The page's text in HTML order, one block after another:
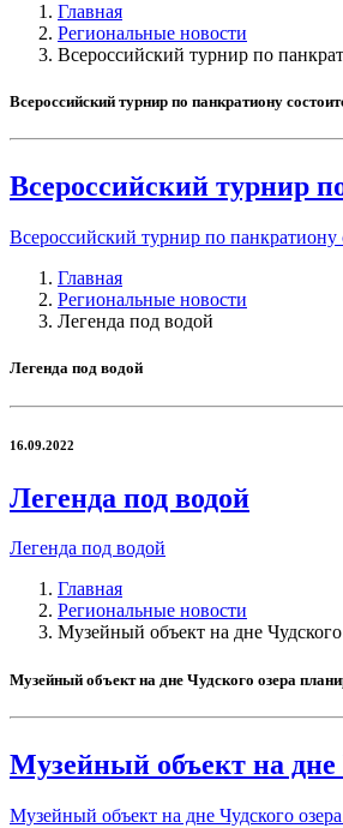
Главная
Региональные новости
Всероссийский турнир по
Всероссийский турнир по панкратиону
Всероссийский турнир
Всероссийский турнир по панкратиону
Главная
Региональные новости
Легенда под водой
Легенда под водой
16.09.2022
Легенда под водой
Легенда под водой
Главная
Региональные новости
Музейный объект на дне
Музейный объект на дне Чудского озера
Музейный объект на дне
Музейный объект на дне Чудского